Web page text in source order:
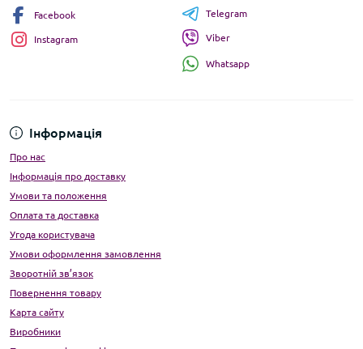
Інформація
Про нас
Інформація про доставку
Умови та положення
Оплата та доставка
Угода користувача
Умови оформлення замовлення
Зворотній зв’язок
Повернення товару
Карта сайту
Виробники
Facebook
Instagram
Telegram
Viber
Whatsapp